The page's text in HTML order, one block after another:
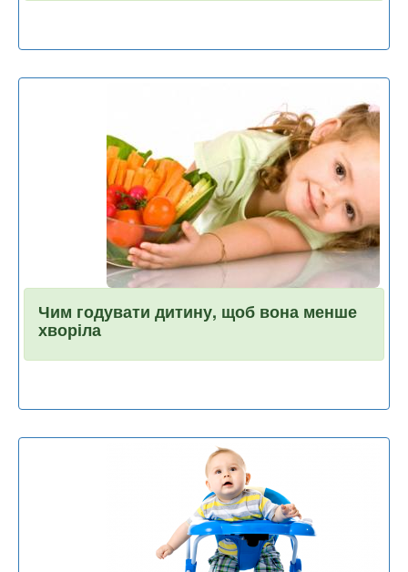
Чим годувати дитину, щоб вона менше
хворіла